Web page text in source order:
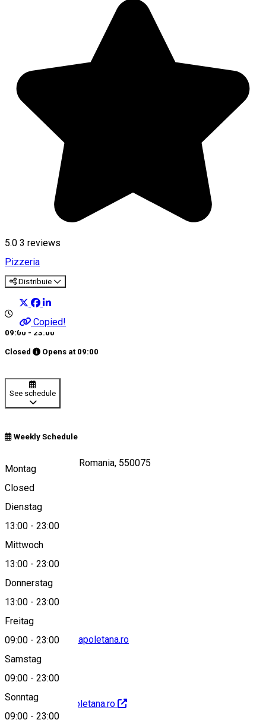
5.0 3 reviews
Pizzeria
Distribuie
Copied!
09:00 - 23:00
Closed Opens at 09:00
See schedule
Weekly Schedule
Montag
Closed
Dienstag
13:00 - 23:00
Mittwoch
13:00 - 23:00
Donnerstag
13:00 - 23:00
Freitag
09:00 - 23:00
Samstag
09:00 - 23:00
Sonntag
09:00 - 23:00
Piata Mare, Sibiu, Romania, 550075
View on map
contact@lapizzanapoletana.ro
http://lapizzanapoletana.ro